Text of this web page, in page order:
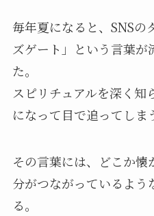
毎年夏になると、SNSの
ズゲート」という言葉が
た。
スピリチュアルを深く知
になって目で追ってしま
その言葉には、どこか懐
分がつながっているよう
る。